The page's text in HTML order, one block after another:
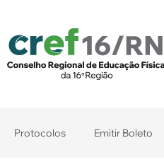
Protocolos Emitir Boleto